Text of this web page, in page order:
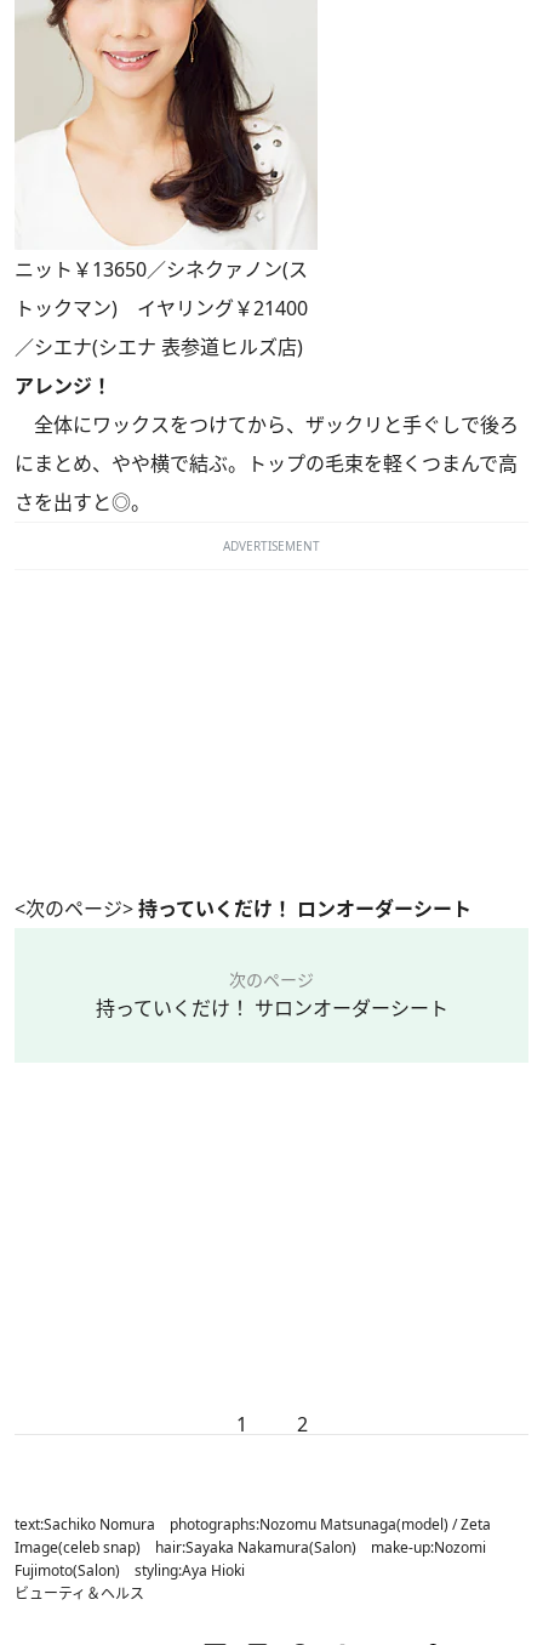
ニット￥13650／シネクァノン(ス
トックマン) イヤリング￥21400
／シエナ(シエナ 表参道ヒルズ店)
アレンジ！
全体にワックスをつけてから、ザックリと手ぐしで後ろ
にまとめ、やや横で結ぶ。トップの毛束を軽くつまんで高
さを出すと◎。
ADVERTISEMENT
<次のページ>持っていくだけ！ ロンオーダーシート
次のページ
持っていくだけ！ サロンオーダーシート
1 2
text:Sachiko Nomura photographs:Nozomu Matsunaga(model) / Zeta
Image(celeb snap) hair:Sayaka Nakamura(Salon) make-up:Nozomi
Fujimoto(Salon) styling:Aya Hioki
ビューティ＆ヘルス